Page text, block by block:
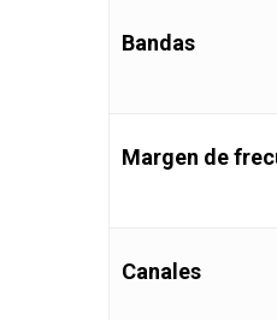
Bandas
Margen de
Canales